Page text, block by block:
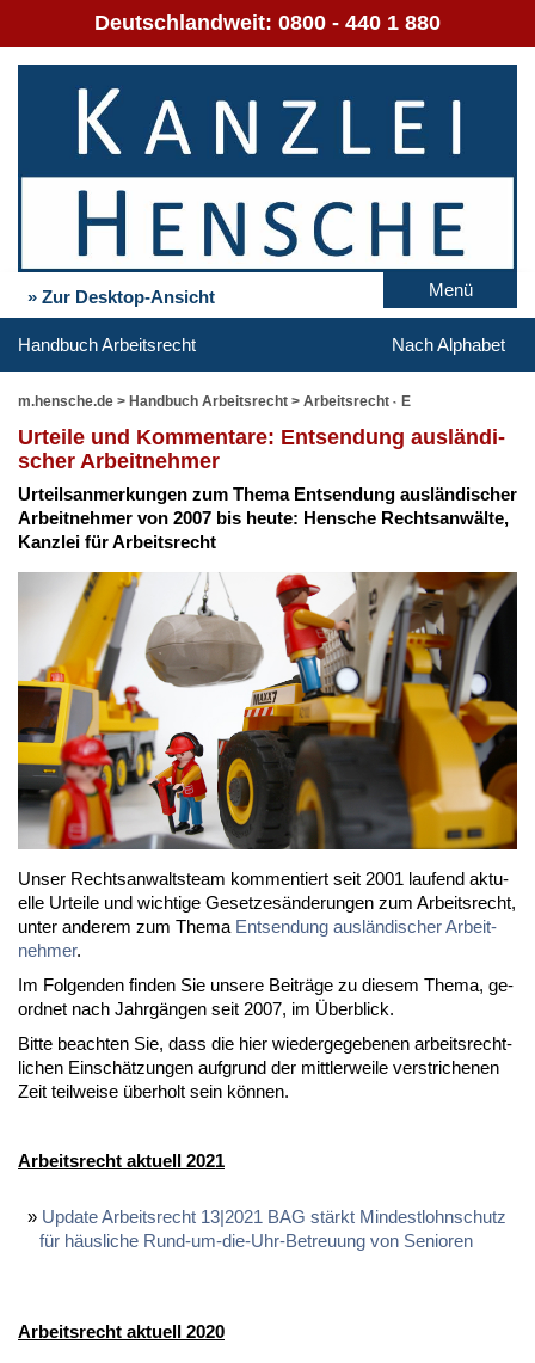
Deutschlandweit: 0800 - 440 1 880
» Zur Desktop-Ansicht Menü
Handbuch Arbeitsrecht Nach Alphabet
m.hensche.de > Handbuch Arbeitsrecht > Arbeitsrecht - E
Ur­tei­le und Kom­men­ta­re: Ent­sen­dung aus­län­di­
scher Ar­beit­neh­mer
Ur­teil­s­an­mer­kun­gen zum The­ma Ent­sen­dung aus­län­di­scher
Ar­beit­neh­mer von 2007 bis heu­te: Hen­sche Rechts­an­wäl­te,
Kanz­lei für Ar­beits­recht
Un­ser Rechts­an­walts­team kom­men­tiert seit 2001 lau­fend ak­tu­
el­le Ur­tei­le und wich­ti­ge Ge­set­zes­än­de­run­gen zum Ar­beits­recht,
un­ter an­de­rem zum The­ma Ent­sen­dung aus­län­di­scher Ar­beit­
neh­mer.
Im Fol­gen­den fin­den Sie un­se­re Bei­trä­ge zu die­sem The­ma, ge­
ord­net nach Jahr­gän­gen seit 2007, im Über­blick.
Bit­te be­ach­ten Sie, dass die hier wie­der­ge­ge­be­nen ar­beits­recht­
li­chen Ein­schät­zun­gen auf­grund der mitt­ler­wei­le ver­stri­che­nen
Zeit teil­wei­se über­holt sein kön­nen.
Arbeitsrecht aktuell 2021
Update Arbeitsrecht 13|2021 BAG stärkt Mindestlohnschutz
für häusliche Rund-um-die-Uhr-Betreuung von Senioren
Arbeitsrecht aktuell 2020